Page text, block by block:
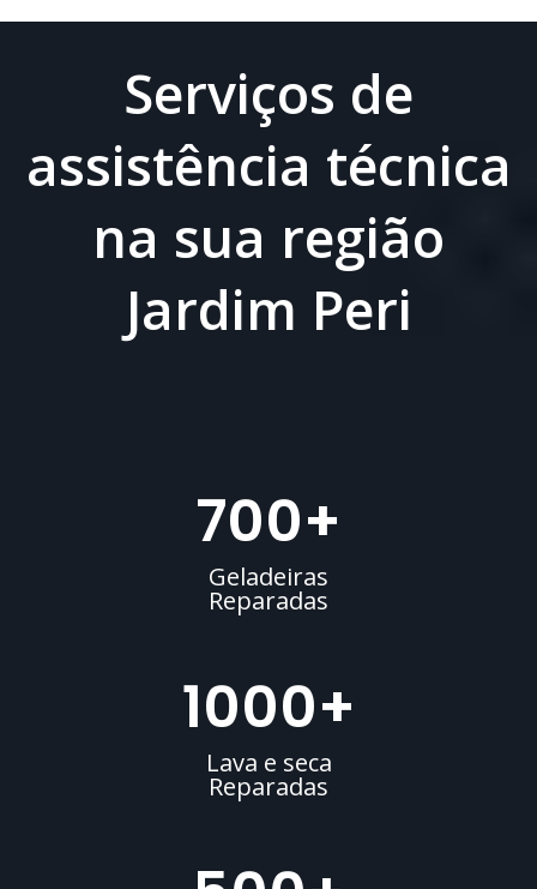
Serviços de
assistência técnica
na sua região
Jardim Peri
700+
Geladeiras
Reparadas
1000+
Lava e seca
Reparadas